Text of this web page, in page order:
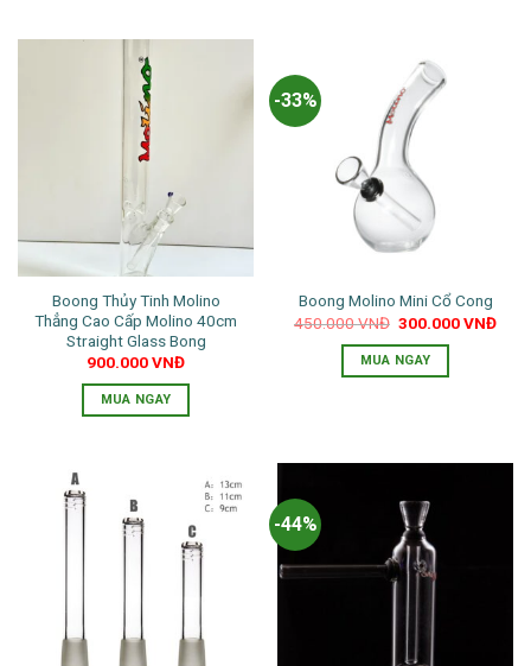
Boong Thủy Tinh Molino
Thẳng Cao Cấp Molino 40cm
Straight Glass Bong
900.000VNĐ
MUA NGAY
có
nhiều
tùy
chọn
-33%
Boong Molino Mini Cổ Cong
450.000VNĐ Giá
là:
450.000 VNĐ.
300.000VNĐGiá
MUA NGAY
-44%